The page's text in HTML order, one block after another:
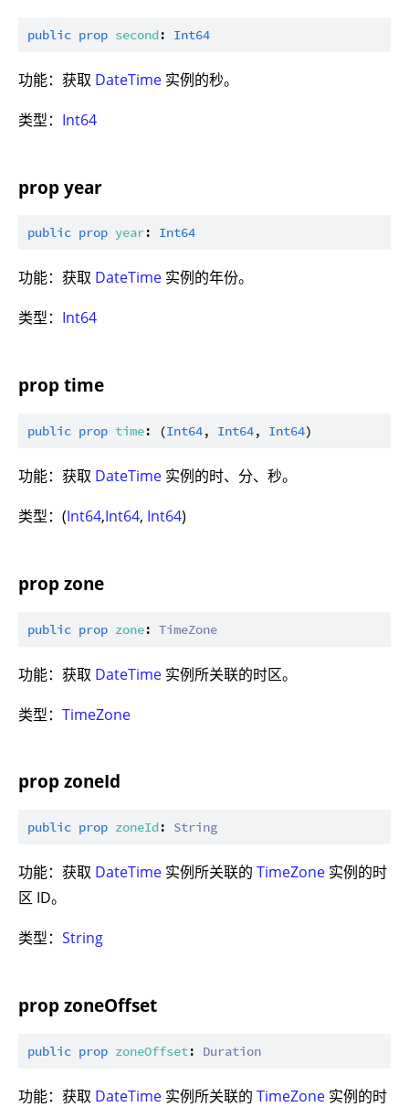
public prop second: Int64
功能：获取 DateTime 实例的秒。
类型： Int64
prop year
public prop year: Int64
功能：获取 DateTime 实例的年份。
类型： Int64
prop time
public prop time: (Int64, Int64, Int64
功能：获取 DateTime 实例的时、分、秒。
类型：(Int64,Int64, Int64)
prop zone
public prop zone: TimeZone
功能：获取 DateTime 实例所关联的时区。
类型： TimeZone
prop zoneId
public prop zoneId: String
功能：获取 DateTime 实例所关联的 TimeZone 实例的时
区 ID。
类型： String
prop zoneOffset
public prop zoneOffset: Duration
功能：获取 DateTime 实例所关联的 TimeZone 实例的时